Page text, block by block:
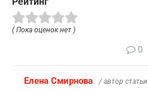
( Пока оценок нет )
0
Елена Смирнова / автор статьи